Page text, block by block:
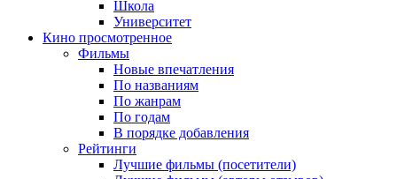
Школа
Университет
Кино просмотренное
Фильмы
Новые впечатления
По названиям
По жанрам
По годам
В порядке добавления
Рейтинги
Лучшие фильмы (посетители)